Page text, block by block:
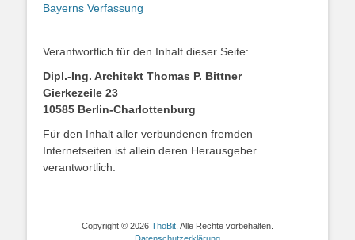
Bayerns Verfassung
Verantwortlich für den Inhalt dieser Seite:
Dipl.-Ing. Architekt Thomas P. Bittner
Gierkezeile 23
10585 Berlin-Charlottenburg
Für den Inhalt aller verbundenen fremden
Internetseiten ist allein deren Herausgeber
verantwortlich.
Copyright © 2026 ThoBit . Alle Rechte vorbehalten.